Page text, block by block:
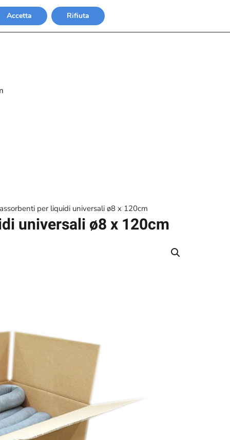
per liquidi universali ø8 x 120cm
universali ø8 x 120cm
Accetta Rifiuta